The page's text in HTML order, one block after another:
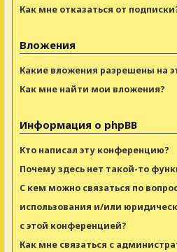
Как мне отказаться от
Вложения
Какие вложения разрешены на
Как мне найти мои вложения?
Информация о phpBB
Кто написал эту конференцию?
Почему здесь нет такой-то
С кем можно связаться по
использования и/или
с этой конференцией?
Как мне связаться с